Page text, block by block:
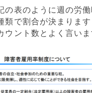
の表のように週の労
類で割合が決まります
ウント数とよく言いま